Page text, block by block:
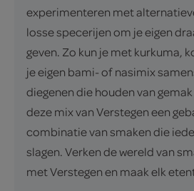
experimenteren met
losse specerijen om je eigen
geven. Zo kun je met kurkuma,
je eigen bami- of nasimix
diegenen die houden van
deze mix van Verstegen een
combinatie van smaken die
slagen. Verken de wereld van
met Verstegen en maak elk